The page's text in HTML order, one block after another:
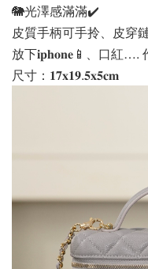
🐘光澤感滿滿✔️
皮質手柄可手拎、皮穿
放下𝐢𝐩𝐡𝐨𝐧𝐞📱、口紅….
尺寸：𝟏𝟕𝐱𝟏𝟗.𝟓𝐱𝟓𝐜𝐦